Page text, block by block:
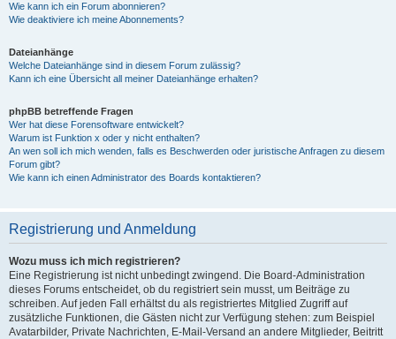
Wie kann ich ein Forum abonnieren?
Wie deaktiviere ich meine Abonnements?
Dateianhänge
Welche Dateianhänge sind in diesem Forum zulässig?
Kann ich eine Übersicht all meiner Dateianhänge erhalten?
phpBB betreffende Fragen
Wer hat diese Forensoftware entwickelt?
Warum ist Funktion x oder y nicht enthalten?
An wen soll ich mich wenden, falls es Beschwerden oder juristische Anfragen zu diesem
Forum gibt?
Wie kann ich einen Administrator des Boards kontaktieren?
Registrierung und Anmeldung
Wozu muss ich mich registrieren?
Eine Registrierung ist nicht unbedingt zwingend. Die Board-Administration
dieses Forums entscheidet, ob du registriert sein musst, um Beiträge zu
schreiben. Auf jeden Fall erhältst du als registriertes Mitglied Zugriff auf
zusätzliche Funktionen, die Gästen nicht zur Verfügung stehen: zum Beispiel
Avatarbilder, Private Nachrichten, E-Mail-Versand an andere Mitglieder, Beitritt